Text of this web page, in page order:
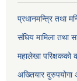
प्रधानमन्त्रि तथा
संघिय मामिला तथा
महालेखा परिक्षकको
अख्तियार